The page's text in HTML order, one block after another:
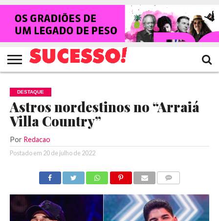
HOME
NOTÍCIAS
SHOWS
ENTREVISTAS
CLIQUES
RANKING
CROWLEY
TV
SUCESSO!
REVISTA
SUCESSO!
DESTAQUE
Astros nordestinos no “Arraiá
Villa Country”
Por Redacao
Postado em 20 de julho de 2022